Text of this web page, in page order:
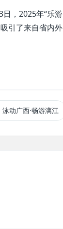
日，2025年“乐游
引了来自省内外
泳动广西·畅游漓江